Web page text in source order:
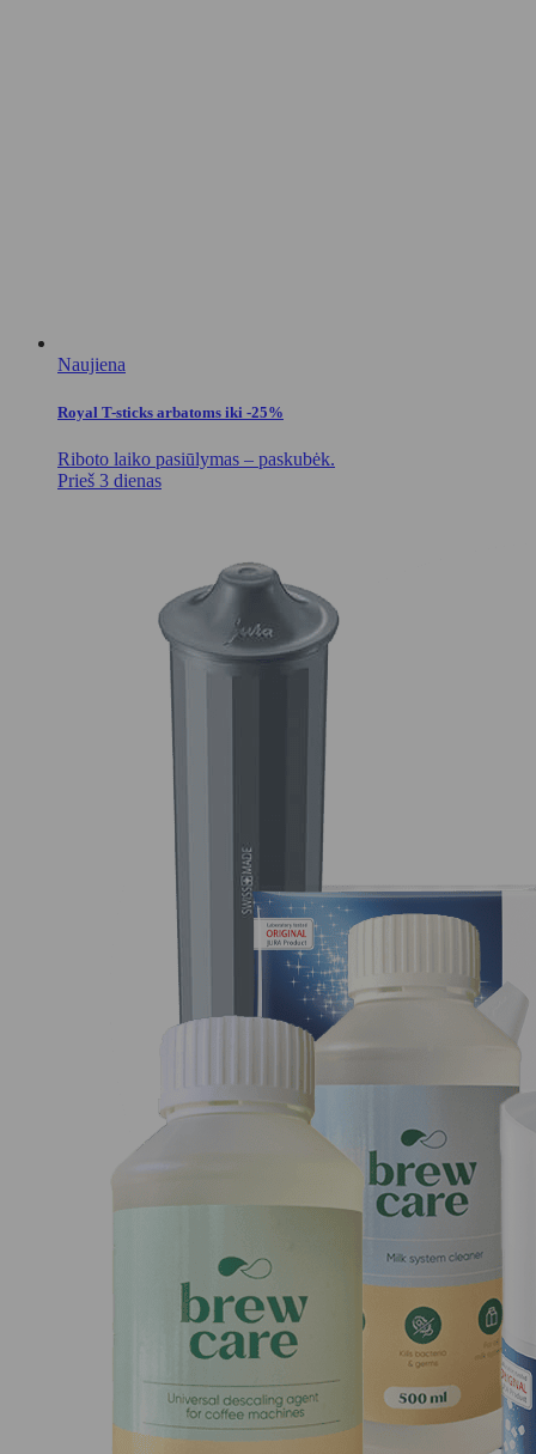
Naujiena
Royal T-sticks arbatoms iki -25%
Riboto laiko pasiūlymas – paskubėk.
Prieš 3 dienas